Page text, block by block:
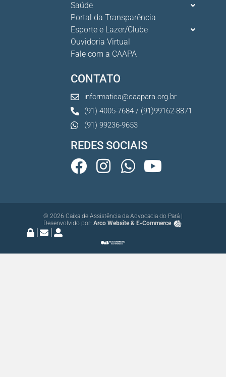
Saúde
Portal da Transparência
Esporte e Lazer/Clube
Ouvidoria Virtual
Fale com a CAAPA
CONTATO
informatica@caapara.org.br
(91) 4005-7684 / (91)99162-8871
(91) 99236-9653
REDES SOCIAIS
© 2026 Caixa de Assistência da Advocacia do Pará |
Desenvolvido por: Arco Website & E-Commerce